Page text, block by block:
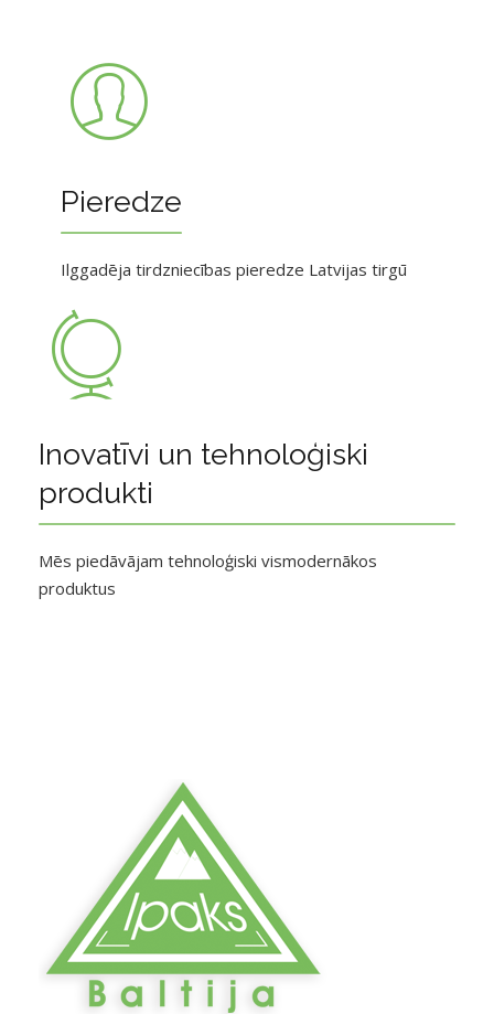
Pieredze
Ilggadēja tirdzniecības pieredze Latvijas tirgū
Inovatīvi un tehnoloģiski
produkti
Mēs piedāvājam tehnoloģiski vismodernākos
produktus